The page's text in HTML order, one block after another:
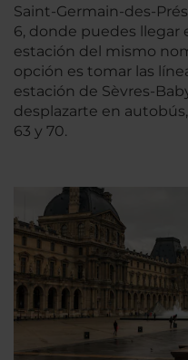
Saint-Germain-des-
6, donde puedes llegar
estación del mismo
opción es tomar las
estación de Sèvres-
desplazarte en
63 y 70.